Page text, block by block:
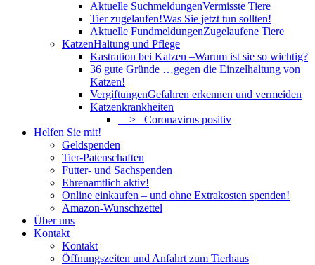
Aktuelle SuchmeldungenVermisste Tiere
Tier zugelaufen!Was Sie jetzt tun sollten!
Aktuelle FundmeldungenZugelaufene Tiere
KatzenHaltung und Pflege
Kastration bei Katzen –Warum ist sie so wichtig?
36 gute Gründe …gegen die Einzelhaltung von
Katzen!
VergiftungenGefahren erkennen und vermeiden
Katzenkrankheiten
> Coronavirus positiv
Helfen Sie mit!
Geldspenden
Tier-Patenschaften
Futter- und Sachspenden
Ehrenamtlich aktiv!
Online einkaufen – und ohne Extrakosten spenden!
Amazon-Wunschzettel
Über uns
Kontakt
Kontakt
Öffnungszeiten und Anfahrt zum Tierhaus